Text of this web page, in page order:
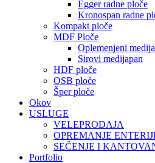
Egger radne ploče
Kronospan radne
Kompakt ploče
MDF Ploče
Oplemenjeni
Sirovi medijapan
HDF ploče
OSB ploče
Šper ploče
Okov
USLUGE
VELEPRODAJA
OPREMANJE
SEČENJE I
Portfolio